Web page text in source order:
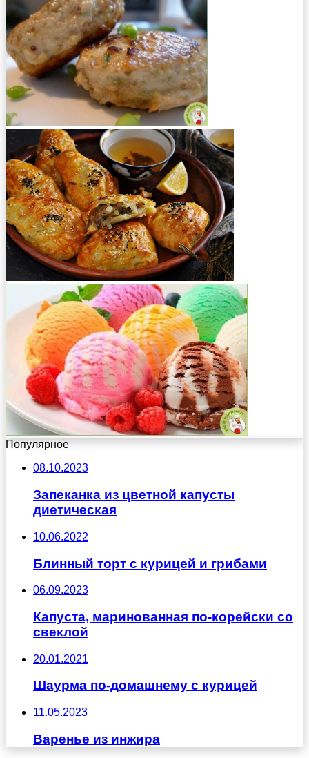
Популярное
08.10.2023
Запеканка из цветной капусты
диетическая
10.06.2022
Блинный торт с курицей и грибами
06.09.2023
Капуста, маринованная по-корейски со
свеклой
20.01.2021
Шаурма по-домашнему с курицей
11.05.2023
Варенье из инжира